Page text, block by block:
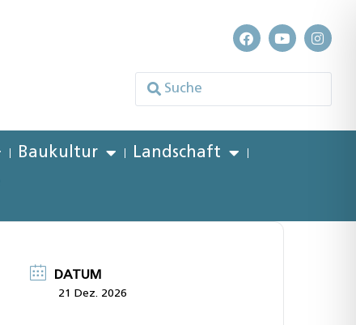
Baukultur
Landschaft
DATUM
21 Dez. 2026